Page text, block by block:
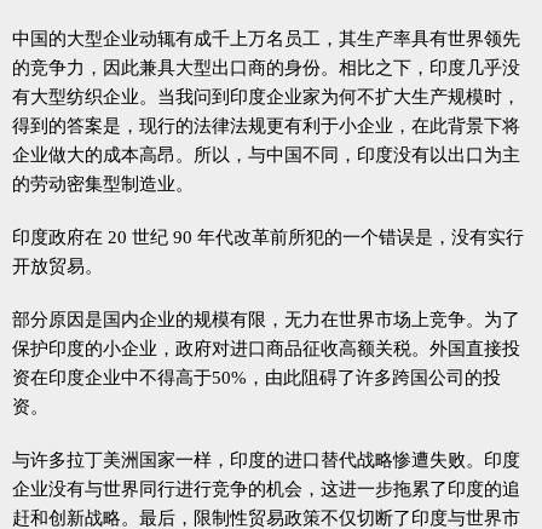
中国的大型企业动辄有成千上万名员工，其生产率具有世界领先
的竞争力，因此兼具大型出口商的身份。相比之下，印度几乎没
有大型纺织企业。当我问到印度企业家为何不扩大生产规模时，
得到的答案是，现行的法律法规更有利于小企业，在此背景下将
企业做大的成本高昂。所以，与中国不同，印度没有以出口为主
的劳动密集型制造业。
印度政府在 20 世纪 90 年代改革前所犯的一个错误是，没有实行
开放贸易。
部分原因是国内企业的规模有限，无力在世界市场上竞争。为了
保护印度的小企业，政府对进口商品征收高额关税。外国直接投
资在印度企业中不得高于50%，由此阻碍了许多跨国公司的投
资。
与许多拉丁美洲国家一样，印度的进口替代战略惨遭失败。印度
企业没有与世界同行进行竞争的机会，这进一步拖累了印度的追
赶和创新战略。最后，限制性贸易政策不仅切断了印度与世界市